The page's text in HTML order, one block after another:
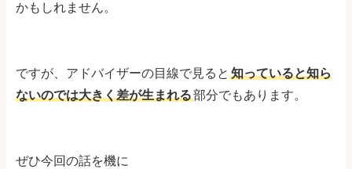
かもしれません。
ですが、アドバイザーの目線で見ると 知っていると知ら
ないのでは大きく差が生まれる部分でもあります。
ぜひ今回の話を機に